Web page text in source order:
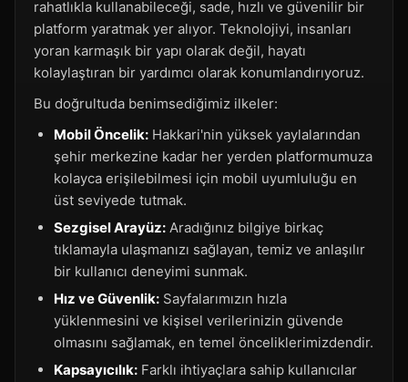
rahatlıkla kullanabileceği, sade, hızlı ve güvenilir bir
platform yaratmak yer alıyor. Teknolojiyi, insanları
yoran karmaşık bir yapı olarak değil, hayatı
kolaylaştıran bir yardımcı olarak konumlandırıyoruz.
Bu doğrultuda benimsediğimiz ilkeler:
Mobil Öncelik: Hakkari'nin yüksek yaylalarından
şehir merkezine kadar her yerden platformumuza
kolayca erişilebilmesi için mobil uyumluluğu en
üst seviyede tutmak.
Sezgisel Arayüz: Aradığınız bilgiye birkaç
tıklamayla ulaşmanızı sağlayan, temiz ve anlaşılır
bir kullanıcı deneyimi sunmak.
Hız ve Güvenlik: Sayfalarımızın hızla
yüklenmesini ve kişisel verilerinizin güvende
olmasını sağlamak, en temel önceliklerimizdendir.
Kapsayıcılık: Farklı ihtiyaçlara sahip kullanıcılar